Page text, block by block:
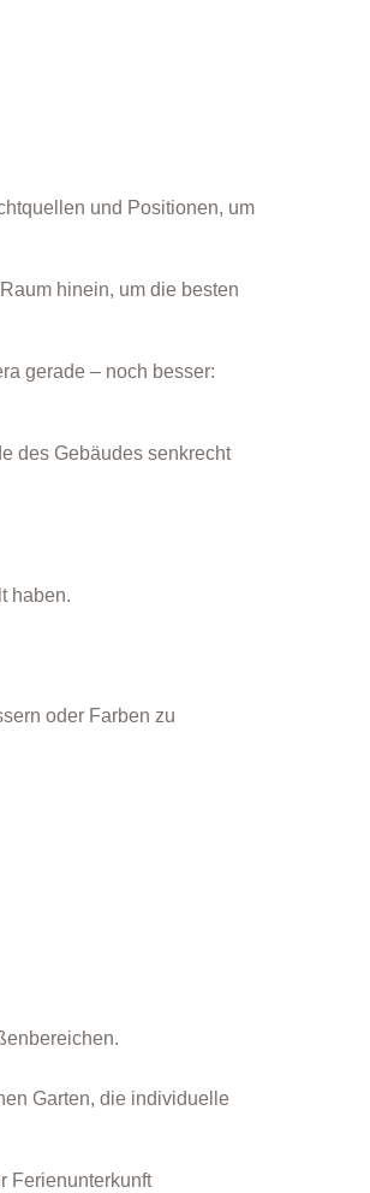
und Positionen, um
hinein, um die besten
gerade – noch besser:
des Gebäudes senkrecht
haben.
oder Farben zu
Garten, die individuelle
Ferienunterkunft